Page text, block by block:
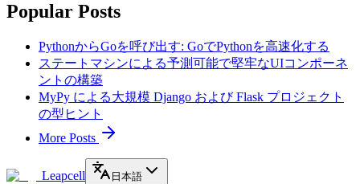
Popular Posts
PythonからGoを呼び出す: GoでPythonを高速化する
ステートマシンによる予測可能で堅牢なUIコンポーネ
ントの構築
MyPy による大規模 Django および Flask プロジェクト
の型ヒント
More Posts
Leapcell 日本語